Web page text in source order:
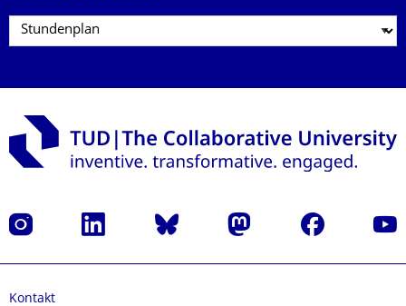
Instagram LinkedIn Bluesky Mastodon Facebook
Kontakt